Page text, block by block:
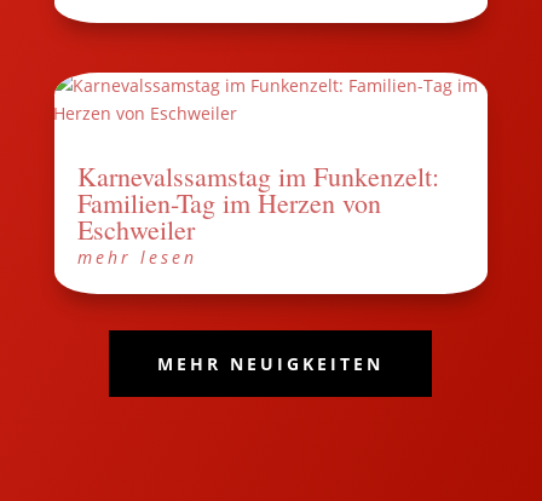
Karnevalssamstag im Funkenzelt:
Familien-Tag im Herzen von
Eschweiler
mehr lesen
MEHR NEUIGKEITEN